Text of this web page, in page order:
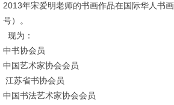
2013年宋爱明老师的书画作品在国际华人书
号）。
现为：
中书协会员
中国艺术家协会会员
江苏省书协会员
中国书法艺术家协会会员